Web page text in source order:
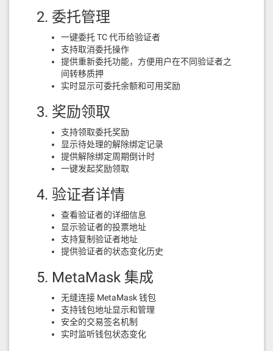
2. 委托管理
一键委托 TC 代币给验证者
支持取消委托操作
提供重新委托功能，方便用户在不同验证者之
间转移质押
实时显示可委托余额和可用奖励
3. 奖励领取
支持领取委托奖励
显示待处理的解除绑定记录
提供解除绑定周期倒计时
一键发起奖励领取
4. 验证者详情
查看验证者的详细信息
显示验证者的投票地址
支持复制验证者地址
提供验证者的状态变化历史
5. MetaMask 集成
无缝连接 MetaMask 钱包
支持钱包地址显示和管理
安全的交易签名机制
实时监听钱包状态变化